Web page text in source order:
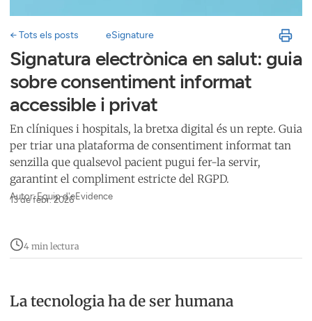
← Tots els posts eSignature
Signatura electrònica en salut: guia
sobre consentiment informat
accessible i privat
En clíniques i hospitals, la bretxa digital és un repte. Guia
per triar una plataforma de consentiment informat tan
senzilla que qualsevol pacient pugui fer-la servir,
garantint el compliment estricte del RGPD.
Autor: Equip d'eEvidence
13 de febr. 2026
4 min lectura
La tecnologia ha de ser humana